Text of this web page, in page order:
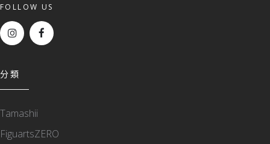
FOLLOW US
分類
Tamashii
FiguartsZERO